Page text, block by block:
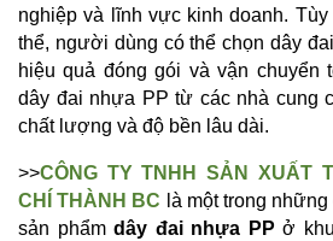
nghiệp và lĩnh vực kinh doanh.
thể, người dùng có thể chọn dây
hiệu quả đóng gói và vận chuyển
dây đai nhựa PP từ các nhà cung
chất lượng và độ bền lâu dài.
>>CÔNG TY TNHH SẢN XUẤT
CHÍ THÀNH BC là một trong
sản phẩm dây đai nhựa PP ở